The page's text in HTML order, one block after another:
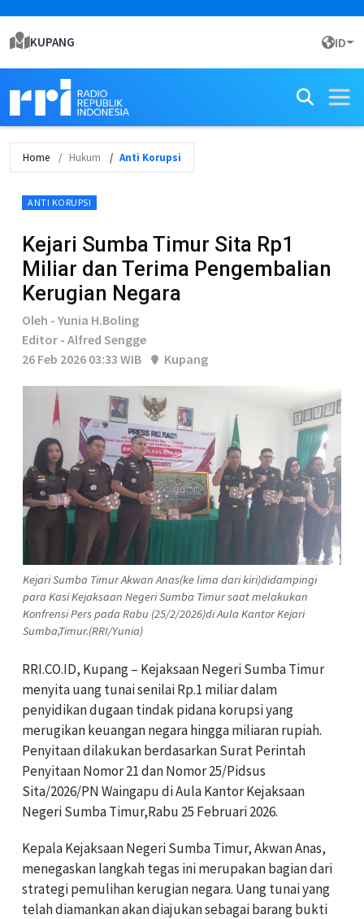
KUPANG ID
Home Hukum Anti Korupsi
ANTI KORUPSI
Kejari Sumba Timur Sita Rp1
Miliar dan Terima Pengembalian
Kerugian Negara
Oleh - Yunia H.Boling
Editor - Alfred Sengge
26 Feb 2026 03:33 WIB
Kupang
Kejari Sumba Timur Akwan Anas(ke lima dari kiri)didampingi
para Kasi Kejaksaan Negeri Sumba Timur saat melakukan
Konfrensi Pers pada Rabu (25/2/2026)di Aula Kantor Kejari
Sumba,Timur.(RRI/Yunia)
RRI.CO.ID, Kupang – Kejaksaan Negeri Sumba Timur
menyita uang tunai senilai Rp.1 miliar dalam
penyidikan dugaan tindak pidana korupsi yang
merugikan keuangan negara hingga miliaran rupiah.
Penyitaan dilakukan berdasarkan Surat Perintah
Penyitaan Nomor 21 dan Nomor 25/Pidsus
Sita/2026/PN Waingapu di Aula Kantor Kejaksaan
Negeri Sumba Timur,Rabu 25 Februari 2026.
Kepala Kejaksaan Negeri Sumba Timur, Akwan Anas,
menegaskan langkah tegas ini merupakan bagian dari
strategi pemulihan kerugian negara. Uang tunai yang
telah diamankan akan diajukan sebagai barang bukti